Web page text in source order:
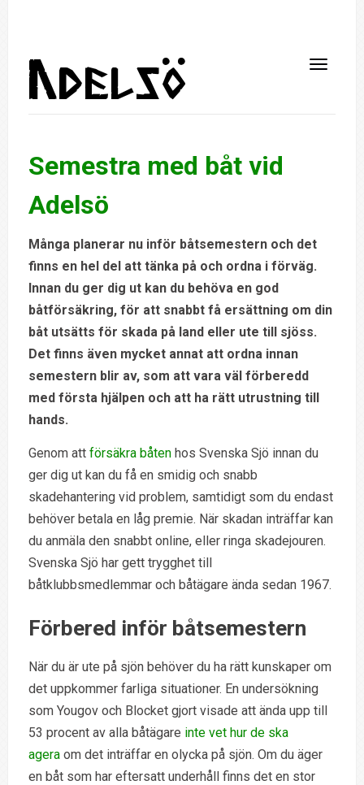
Semestra med båt vid
Adelsö
Många planerar nu inför båtsemestern och det
finns en hel del att tänka på och ordna i förväg.
Innan du ger dig ut kan du behöva en god
båtförsäkring, för att snabbt få ersättning om din
båt utsätts för skada på land eller ute till sjöss.
Det finns även mycket annat att ordna innan
semestern blir av, som att vara väl förberedd
med första hjälpen och att ha rätt utrustning till
hands.
Genom att försäkra båtenhos Svenska Sjö innan du
ger dig ut kan du få en smidig och snabb
skadehantering vid problem, samtidigt som du endast
behöver betala en låg premie. När skadan inträffar kan
du anmäla den snabbt online, eller ringa skadejouren.
Svenska Sjö har gett trygghet till
båtklubbsmedlemmar och båtägare ända sedan 1967.
Förbered inför båtsemestern
När du är ute på sjön behöver du ha rätt kunskaper om
det uppkommer farliga situationer. En undersökning
som Yougov och Blocket gjort visade att ända upp till
53 procent av alla båtägare inte vet hur de ska
ageraom det inträffar en olycka på sjön. Om du äger
en båt som har eftersatt underhåll finns det en stor